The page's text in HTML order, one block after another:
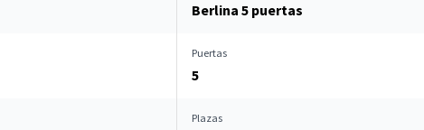
Berlina 5 puertas
Puertas
5
Plazas